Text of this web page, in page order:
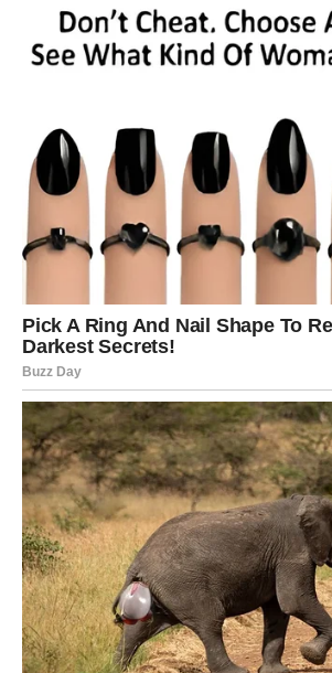
PREUZMITE
Upiši svoj email i preuzmi
knjigu s receptima! Uživaj u
i ukusnim jelima koja će
najdraže.
Jednim klikom preuzmi knjigu
receptima!